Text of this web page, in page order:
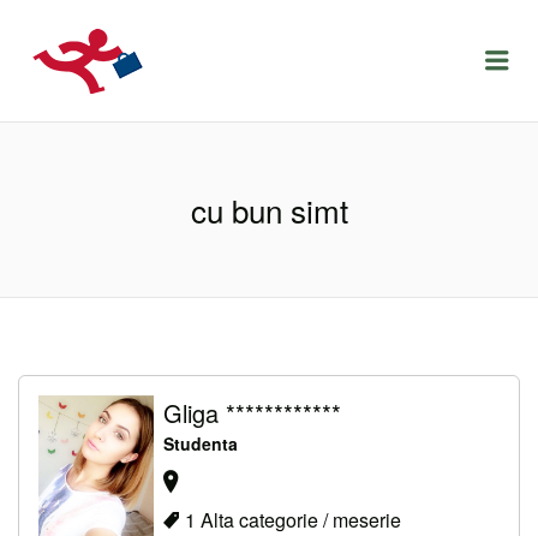
LOCURIDEMUNCACLUJ.NET
cu bun simt
Gliga ************
Studenta
1 Alta categorie / meserie